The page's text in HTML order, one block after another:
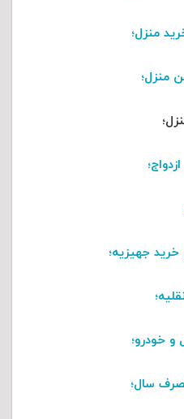
منزل؛
منزل؛
خرید جهیزیه؛
خودرو؛
سال؛